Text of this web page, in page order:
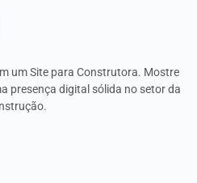
um Site para Construtora. Mostre
presença digital sólida no setor da